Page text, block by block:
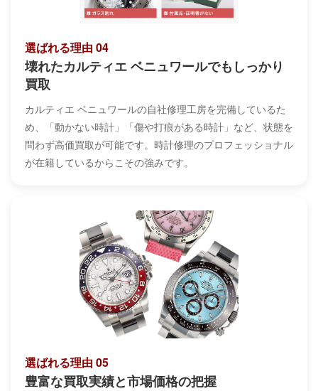
選ばれる理由 04
壊れたカルティエ ベニュワールでもしっかり
買取
カルティエ ベニュワールの自社修理工房を完備しているた
め、「動かない時計」「傷や打痕がある時計」など、状態を
問わず高価買取が可能です。時計修理のプロフェッショナル
が在籍しているからこその強みです。
選ばれる理由 05
豊富な買取実績と市場価格の把握